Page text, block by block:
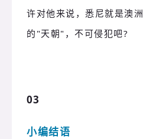
许对他来说，悉尼就是澳洲
的"天朝"，不可侵犯吧?
03
小编结语